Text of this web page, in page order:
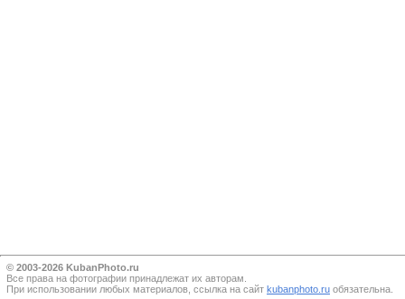
© 2003-2026 KubanPhoto.ru
Все прaва на фотографии принадлежат их авторам.
При использовании любых материалов, ссылка на сайт kubanphoto.ru обязательна.